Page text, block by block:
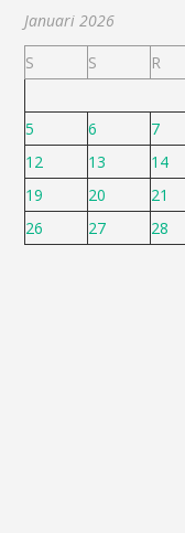
Januari 2026
S
S R
5
6 7
12
13 14
19
20 21
26
27 28